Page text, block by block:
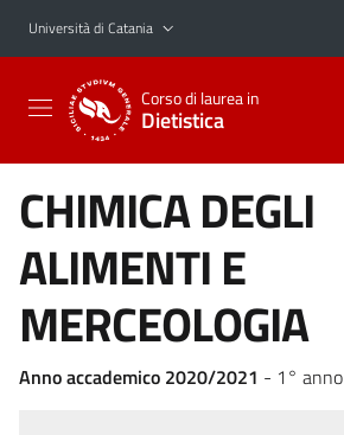
Vai al contenuto principale
Vai al menu di navigazione
Università di Catania
Corso di laurea in
Dietistica
CHIMICA DEGLI
ALIMENTI E
MERCEOLOGIA
Anno accademico 2020/2021 - 1° anno